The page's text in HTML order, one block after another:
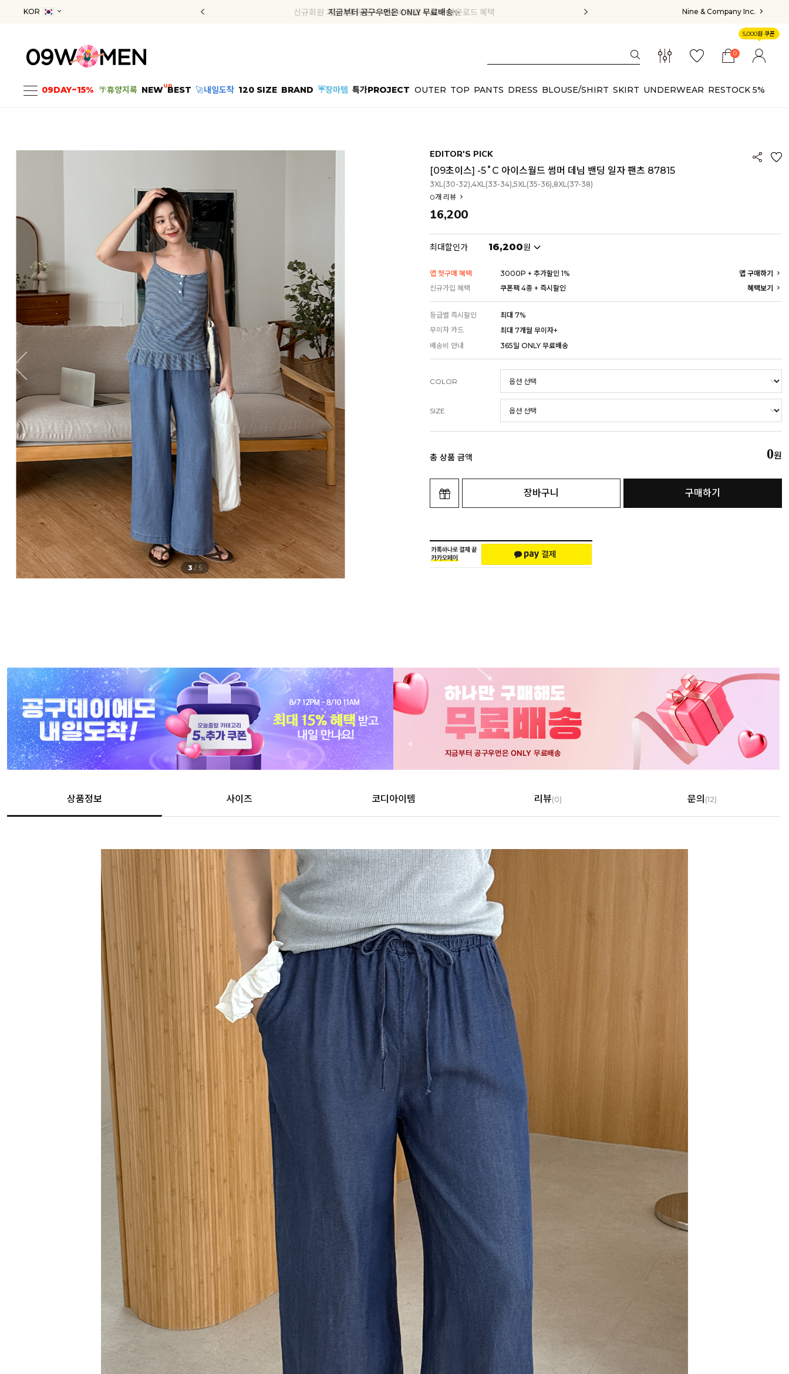
KOR 신규회원 가입 3종 쿠폰 + 배송비 무료 + APP 다운로드 혜택
공구데이에도 내일도착! 10% OFF + 5% COUPON
지금부터 공구우먼은 ONLY 무료배송✨
신규회원 가입 3종 쿠폰 + 배송비 무료 + APP 다운로드 혜택 Nine & Company Inc.
0
5,000원 쿠폰
09DAY~15% 🌴휴양지룩 NEW
up
BEST 🚀내일도착 120 SIZE BRAND ☔장마템 특가PROJECT OUTER TOP PANTS DRESS BLOUSE/SHIRT SKIRT UNDERWEAR RESTOCK 5%
3/ 5
EDITOR'S PICK
[09초이스] -5˚C 아이스월드 썸머 데님 밴딩 일자 팬츠 87815
3XL(30-32),4XL(33-34),5XL(35-36),8XL(37-38)
0개 리뷰
16,200
최대할인가 16,200원
앱 첫구매 혜택 3000P + 추가할인 1%
앱 구매하기
신규가입 혜택
쿠폰팩 4종 + 즉시할인 혜택보기
등급별 즉시할인
최대 7%
무이자 카드
최대 7개월 무이자+
배송비 안내
365일 ONLY 무료배송
COLOR
SIZE
총 상품 금액 0원
장바구니 구매하기
상품정보 사이즈 코디아이템 리뷰(0) 문의 (12)